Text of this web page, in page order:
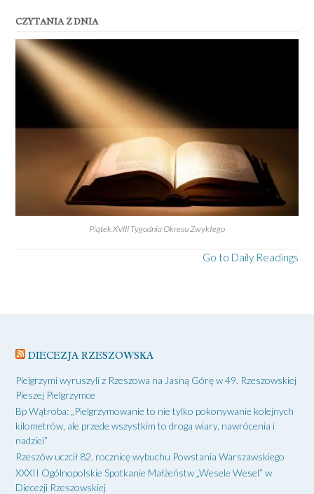
CZYTANIA Z DNIA
Piątek XVIII Tygodnia Okresu Zwykłego
Go to Daily Readings
DIECEZJA RZESZOWSKA
Pielgrzymi wyruszyli z Rzeszowa na Jasną Górę w 49. Rzeszowskiej
Pieszej Pielgrzymce
Bp Wątroba: „Pielgrzymowanie to nie tylko pokonywanie kolejnych
kilometrów, ale przede wszystkim to droga wiary, nawrócenia i
nadziei”
Rzeszów uczcił 82. rocznicę wybuchu Powstania Warszawskiego
XXXII Ogólnopolskie Spotkanie Małżeństw „Wesele Wesel” w
Diecezji Rzeszowskiej